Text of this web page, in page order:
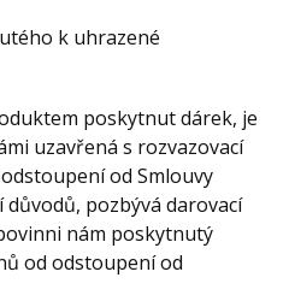
k uhrazené
poskytnut dárek, je
uzavřená s rozvazovací
od Smlouvy
důvodů, pozbývá darovací
nám poskytnutý
od odstoupení od